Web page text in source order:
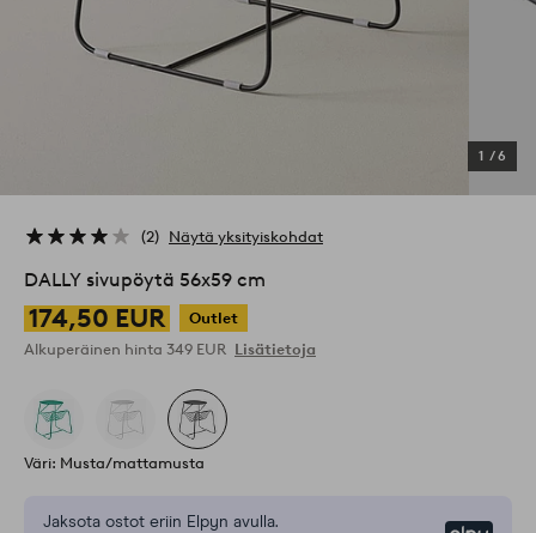
1 /6
2 Näytä yksityiskohdat
DALLY sivupöytä 56x59 cm
174,50 EUR
Outlet
Alkuperäinen hinta 349 EUR Lisätietoja
Väri: Musta/mattamusta
Jaksota ostot eriin Elpyn avulla.